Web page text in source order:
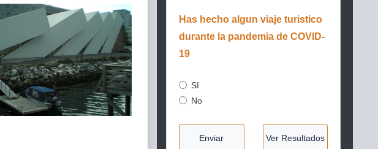
Has hecho algun viaje turistico
durante la pandemia de COVID-
19
SI
No
Enviar Ver Resultados